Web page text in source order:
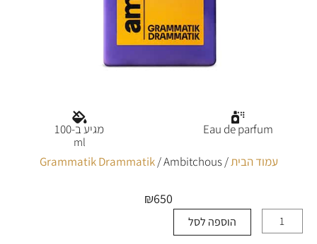
עמוד הבית/
Grammatik Drammatik/ Ambitchous
₪650
של
הוספה לסל
Eau de parfum מגיע ב-100
ml